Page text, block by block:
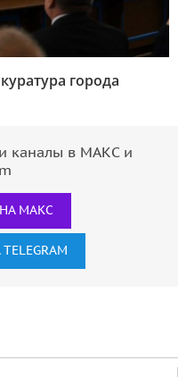
города
каналы в МАКС и
МАКС